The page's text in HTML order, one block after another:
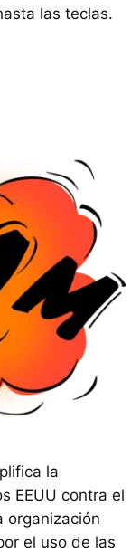
las teclas.
la
EEUU contra el
organización
el uso de las